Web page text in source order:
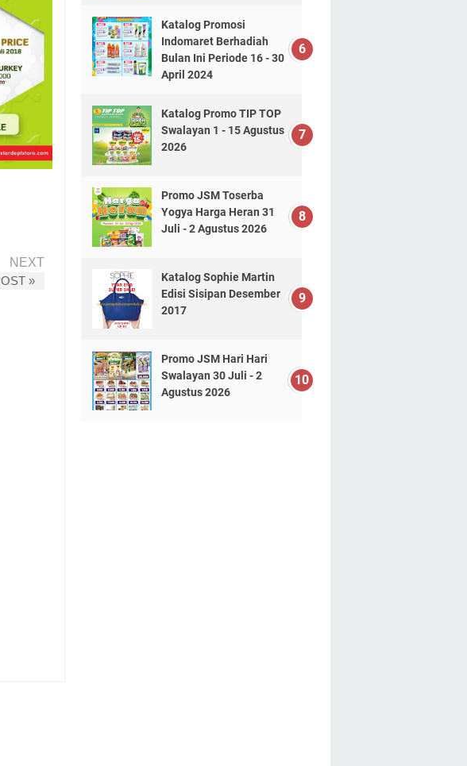
NEXT
»
Katalog Promosi
Indomaret Berhadiah
Bulan Ini Periode 16 - 30
April 2024
Katalog Promo TIP TOP
Swalayan 1 - 15 Agustus
2026
Promo JSM Toserba
Yogya Harga Heran 31
Juli - 2 Agustus 2026
Katalog Sophie Martin
Edisi Sisipan Desember
2017
Promo JSM Hari Hari
Swalayan 30 Juli - 2
Agustus 2026